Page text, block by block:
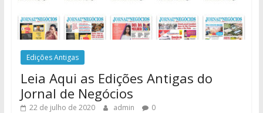
Edições Antigas
Leia Aqui as Edições Antigas do
Jornal de Negócios
22 de julho de 2020 admin 0